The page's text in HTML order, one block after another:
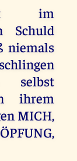
im
Schuld
niemals
selbst
ihrem
MICH,